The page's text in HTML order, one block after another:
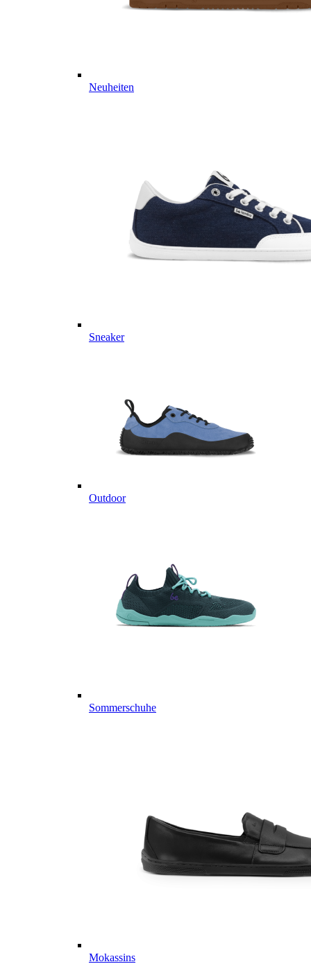
Neuheiten
Sneaker
Outdoor
Sommerschuhe
Mokassins